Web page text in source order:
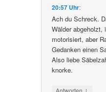
20:57 Uhr:
Ach du Schreck.
Wälder abgeholzt,
motorisiert, aber
Gedanken einen
Also liebe
knorke.
↓